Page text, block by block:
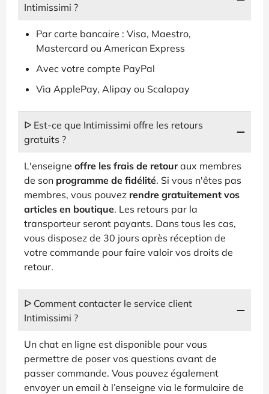
Intimissimi ?
Par carte bancaire : Visa, Maestro,
Mastercard ou American Express
Avec votre compte PayPal
Via ApplePay, Alipay ou Scalapay
ᐅ Est-ce que Intimissimi offre les retours
gratuits ?
L'enseigne offre les frais de retouraux membres
de son programme de fidélité. Si vous n'êtes pas
membres, vous pouvez rendre gratuitement vos
articles en boutique. Les retours par la
transporteur seront payants. Dans tous les cas,
vous disposez de 30 jours après réception de
votre commande pour faire valoir vos droits de
retour.
ᐅ Comment contacter le service client
Intimissimi ?
Un chat en ligne est disponible pour vous
permettre de poser vos questions avant de
passer commande. Vous pouvez également
envoyer un email à l’enseigne via le formulaire de